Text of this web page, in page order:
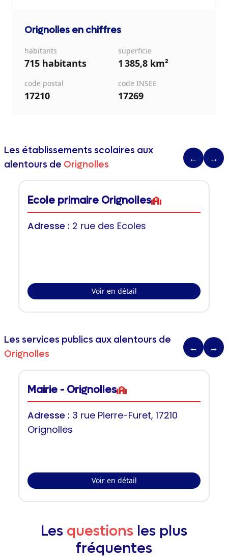
Orignolles en chiffres
habitants
715 habitants
superficie
1 385,8 km²
code postal
17210
code INSEE
17269
Les établissements scolaires aux
alentours de Orignolles
← →
Ecole primaire Orignolles
Adresse : 2 rue des Ecoles
Voir en détail
Les services publics aux alentours de
Orignolles
← →
Mairie - Orignolles
Adresse : 3 rue Pierre-Furet, 17210
Orignolles
Voir en détail
Les questions les plus
fréquentes